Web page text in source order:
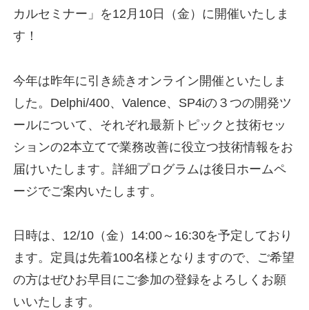
カルセミナー」を12月10日（金）に開催いたしま
す！
今年は昨年に引き続きオンライン開催といたしま
した。Delphi/400、Valence、SP4iの３つの開発ツ
ールについて、それぞれ最新トピックと技術セッ
ションの2本立てで業務改善に役立つ技術情報をお
届けいたします。詳細プログラムは後日ホームペ
ージでご案内いたします。
日時は、12/10（金）14:00～16:30を予定しており
ます。定員は先着100名様となりますので、ご希望
の方はぜひお早目にご参加の登録をよろしくお願
いいたします。